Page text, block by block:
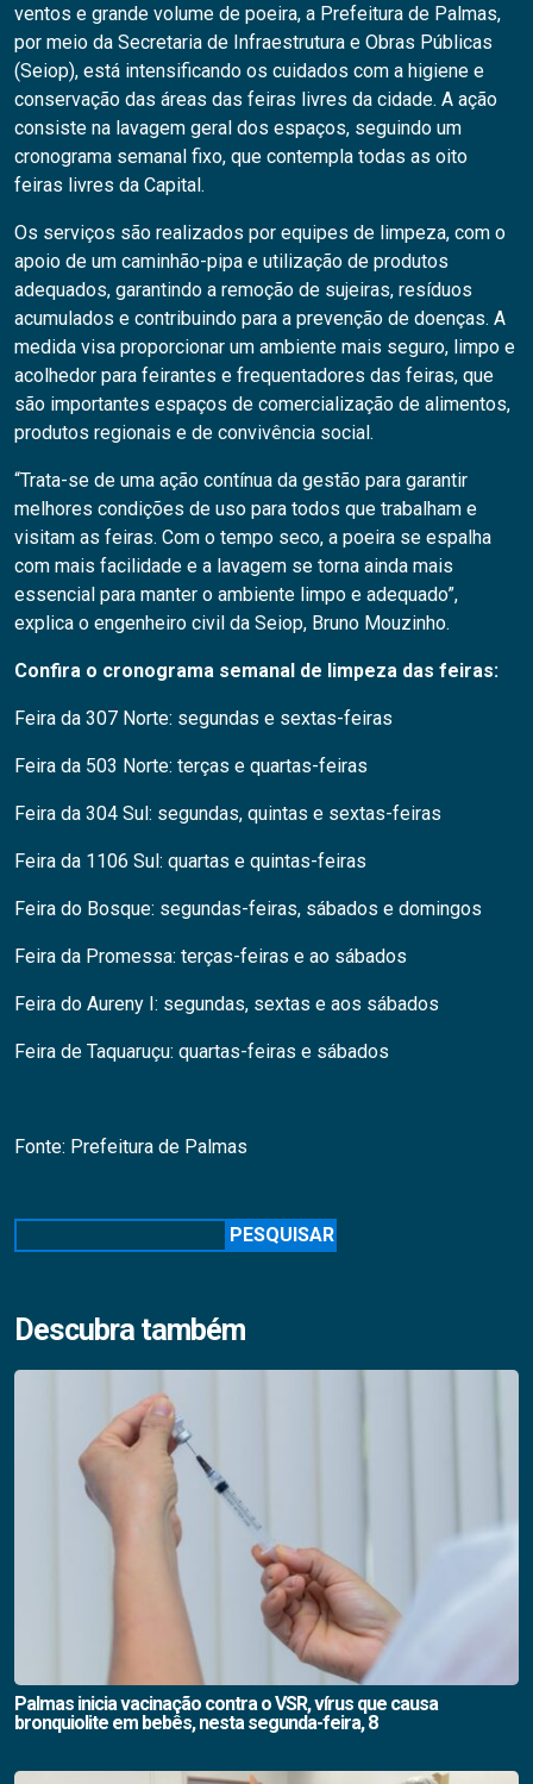
ventos e grande volume de poeira, a Prefeitura de Palmas,
por meio da Secretaria de Infraestrutura e Obras Públicas
(Seiop), está intensificando os cuidados com a higiene e
conservação das áreas das feiras livres da cidade. A ação
consiste na lavagem geral dos espaços, seguindo um
cronograma semanal fixo, que contempla todas as oito
feiras livres da Capital.
Os serviços são realizados por equipes de limpeza, com o
apoio de um caminhão-pipa e utilização de produtos
adequados, garantindo a remoção de sujeiras, resíduos
acumulados e contribuindo para a prevenção de doenças. A
medida visa proporcionar um ambiente mais seguro, limpo e
acolhedor para feirantes e frequentadores das feiras, que
são importantes espaços de comercialização de alimentos,
produtos regionais e de convivência social.
“Trata-se de uma ação contínua da gestão para garantir
melhores condições de uso para todos que trabalham e
visitam as feiras. Com o tempo seco, a poeira se espalha
com mais facilidade e a lavagem se torna ainda mais
essencial para manter o ambiente limpo e adequado”,
explica o engenheiro civil da Seiop, Bruno Mouzinho.
Confira o cronograma semanal de limpeza das feiras:
Feira da 307 Norte: segundas e sextas-feiras
Feira da 503 Norte: terças e quartas-feiras
Feira da 304 Sul: segundas, quintas e sextas-feiras
Feira da 1106 Sul: quartas e quintas-feiras
Feira do Bosque: segundas-feiras, sábados e domingos
Feira da Promessa: terças-feiras e ao sábados
Feira do Aureny I: segundas, sextas e aos sábados
Feira de Taquaruçu: quartas-feiras e sábados
Fonte: Prefeitura de Palmas
PESQUISAR
Descubra também
Palmas inicia vacinação contra o VSR, vírus que causa
bronquiolite em bebês, nesta segunda-feira, 8